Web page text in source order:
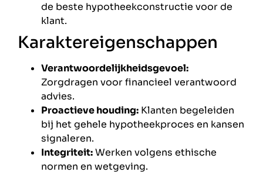
de beste hypotheekconstructie voor de
klant.
Karaktereigenschappen
Verantwoordelijkheidsgevoel:
Zorgdragen voor financieel verantwoord
advies.
Proactieve houding: Klanten begeleiden
bij het gehele hypotheekproces en kansen
signaleren.
Integriteit:Werken volgens ethische
normen en wetgeving.